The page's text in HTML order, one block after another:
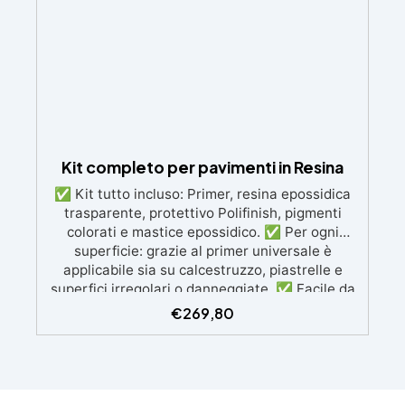
Kit completo per pavimenti in Resina
✅ Kit tutto incluso: Primer, resina epossidica
trasparente, protettivo Polifinish, pigmenti
colorati e mastice epossidico. ✅ Per ogni
superficie: grazie al primer universale è
applicabile sia su calcestruzzo, piastrelle e
superfici irregolari o danneggiate. ✅ Facile da
applicare: Video Guida completa inclusa, 3
semplici passaggi, dalla preparazione della
€269,80